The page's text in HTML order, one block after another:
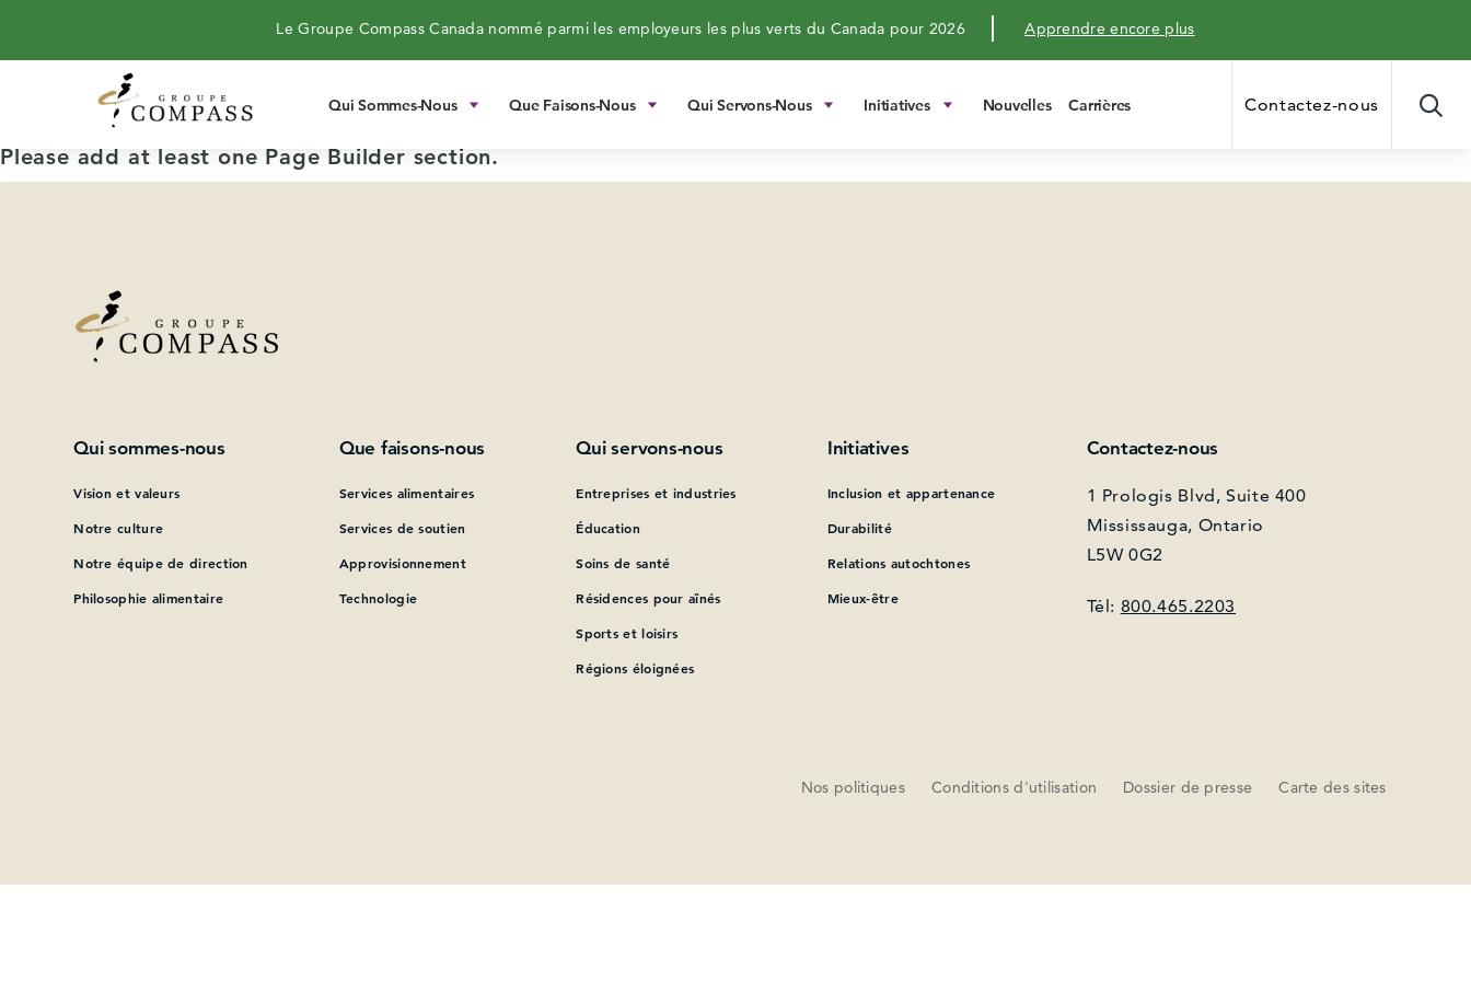
Le Groupe Compass Canada nommé parmi les employeurs les plus verts du Canada pour 2026 Apprendre encore plus
Qui Sommes-Nous Que Faisons-Nous Qui Servons-Nous Initiatives Nouvelles Carrières Contactez-nous
Please add at least one Page Builder section.
Qui sommes-nous
Vision et valeurs
Notre culture
Notre équipe de direction
Philosophie alimentaire
Que faisons-nous
Services alimentaires
Services de soutien
Approvisionnement
Technologie
Qui servons-nous
Entreprises et industries
Éducation
Soins de santé
Résidences pour aînés
Sports et loisirs
Régions éloignées
Initiatives
Inclusion et appartenance
Durabilité
Relations autochtones
Mieux-être
Contactez-nous
1 Prologis Blvd, Suite 400
Mississauga, Ontario
L5W 0G2
Tél: 800.465.2203
Nos politiques Conditions d'utilisation Dossier de presse Carte des sites
Que pouvons-nous vous aider à trouver?